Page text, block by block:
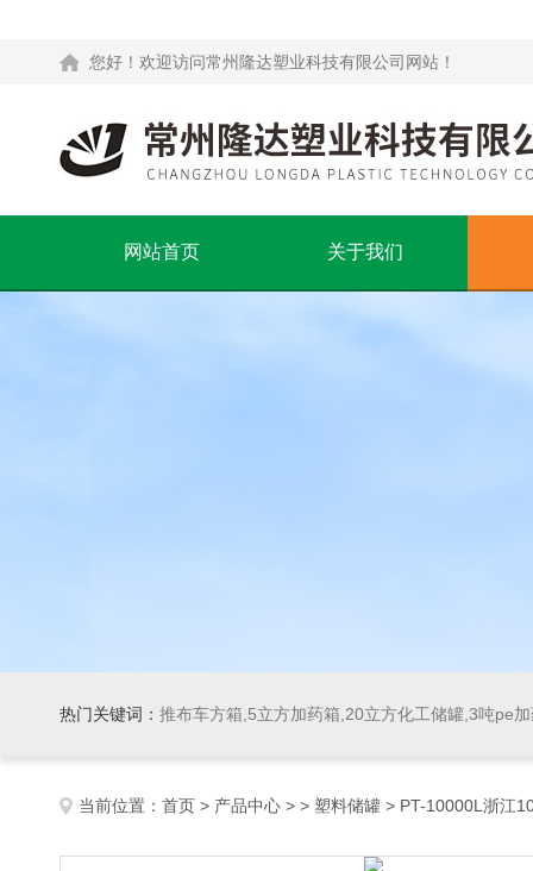
您好！欢迎访问常州隆达塑业科技有限公司网站！
网站首页 关于我们
热门关键词： 推布车方箱,5立方加药箱,20立方化工储罐,3吨pe
当前位置： 首页 > 产品中心 > > 塑料储罐 > PT-10000L浙江